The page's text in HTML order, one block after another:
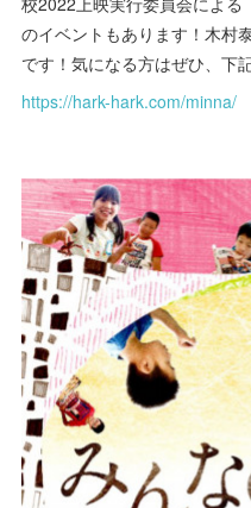
のイベントもあります！木村
です！気になる方はぜひ、下
https://hark-hark.com/minna/